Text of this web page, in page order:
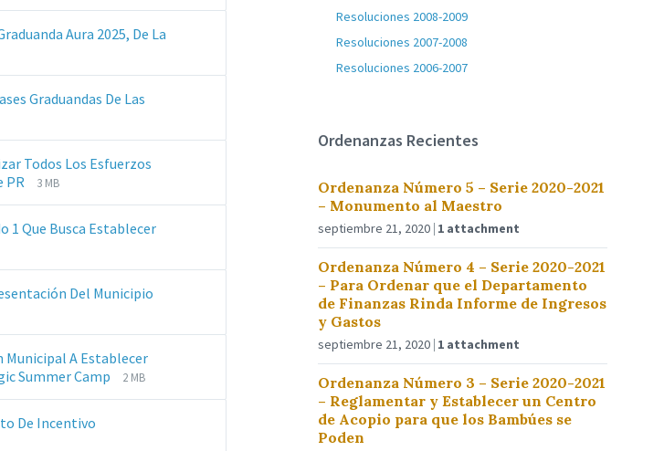
Aura 2025, De La
Graduandas De Las
Todos Los Esfuerzos
PR
Extensiones
pdf
Tamaño
3 MB
1 Que Busca Establecer
Del Municipio
Municipal A Establecer
Summer Camp
Extensiones
Tamaño
2 MB
De Incentivo
Resoluciones 2008-2009
Resoluciones 2007-2008
Resoluciones 2006-2007
Ordenanzas Recientes
Ordenanza Número 5 – Serie 2020-2021
– Monumento al Maestro
septiembre 21, 2020 1 attachment
Ordenanza Número 4 – Serie 2020-2021
– Para Ordenar que el Departamento
de Finanzas Rinda Informe de Ingresos
y Gastos
septiembre 21, 2020 1 attachment
Ordenanza Número 3 – Serie 2020-2021
– Reglamentar y Establecer un Centro
de Acopio para que los Bambúes se
Poden